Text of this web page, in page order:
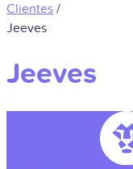
Clientes /
Jeeves
Jeeves